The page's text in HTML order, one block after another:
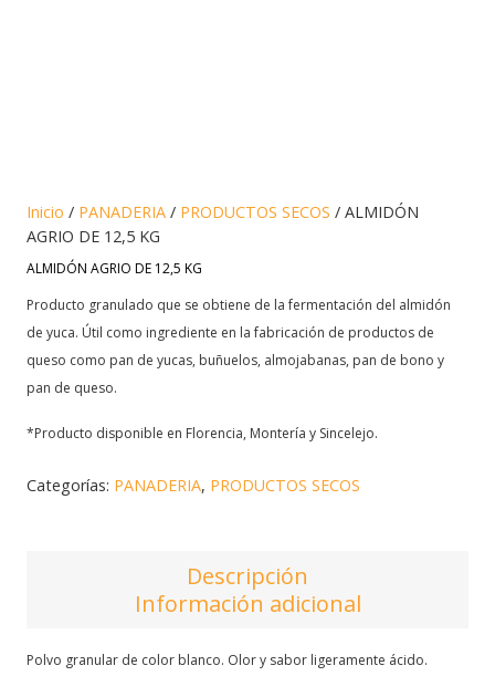
Inicio / PANADERIA / PRODUCTOS SECOS / ALMIDÓN
AGRIO DE 12,5 KG
ALMIDÓN AGRIO DE 12,5 KG
Producto granulado que se obtiene de la fermentación del almidón
de yuca. Útil como ingrediente en la fabricación de productos de
queso como pan de yucas, buñuelos, almojabanas, pan de bono y
pan de queso.
*Producto disponible en Florencia, Montería y Sincelejo.
Categorías: PANADERIA, PRODUCTOS SECOS
Descripción
Información adicional
Polvo granular de color blanco. Olor y sabor ligeramente ácido.